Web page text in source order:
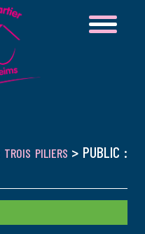
TROIS PILIERS > PUBLIC :